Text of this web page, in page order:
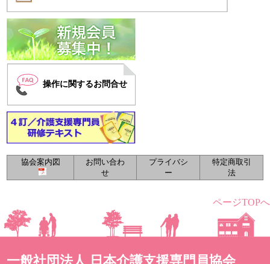
操作に関するお問合せ
ページTOPへ
一般社団法人 日本介護支援専門員協会
協会案内図
お問い合わ
せ
プライバシ
ー
特定商取引
法